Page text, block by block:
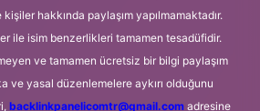
hakkında paylaşım yapılmamaktadır.
ile isim benzerlikleri tamamen tesadüfidir.
ve tamamen ücretsiz bir bilgi paylaşım
ve yasal düzenlemelere aykırı olduğunu
backlinkpanelicomtr@gmail.comadresine